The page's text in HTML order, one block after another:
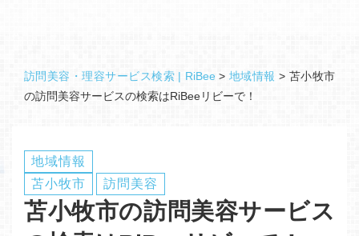
訪問美容・理容サービス検索 | RiBee > 地域情報 > 苫小牧市
の訪問美容サービスの検索はRiBeeリビーで！
地域情報
苫小牧市
訪問美容
苫小牧市の訪問美容サービス